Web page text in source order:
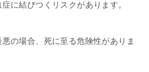
に結びつくリスクがあります。
の場合、死に至る危険性がありま